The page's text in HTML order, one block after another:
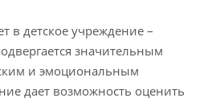
в детское учреждение –
значительным
и эмоциональным
дает возможность оценить